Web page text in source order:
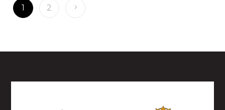
1 2